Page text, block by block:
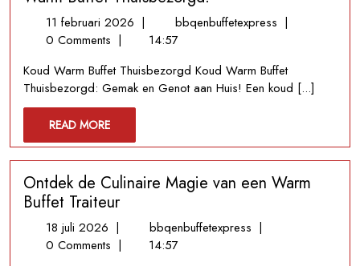
11 februari 2026 11
februari
| bbqenbuffetexpress Geniet
en
Smaak
Koud
Warm
Buffet
|
0 Comments |
14:57
Koud Warm Buffet Thuisbezorgd Koud Warm Buffet
Thuisbezorgd: Gemak en Genot aan Huis! Een koud [...]
READ MOREREAD
MORE
Ontdek de Culinaire Magie van een Warm
Buffet Traiteur
18 juli 2026 18
juli
| bbqenbuffetexpress Ontdek
|
0 Comments |
14:57